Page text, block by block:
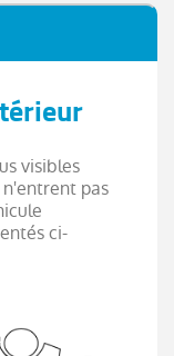
AR
4,2'' et
Soft
visibles
pas
ci-